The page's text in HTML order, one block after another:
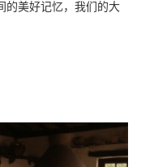
的美好记忆，我们的大